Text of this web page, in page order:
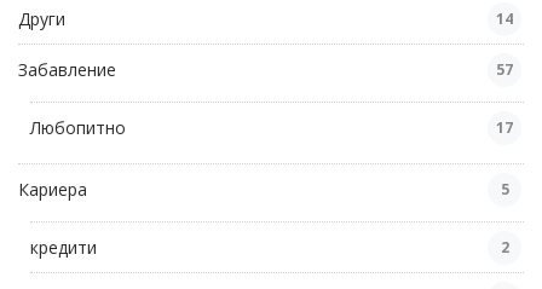
Други 14
Забавление 57
Любопитно 17
Кариера 5
кредити 2